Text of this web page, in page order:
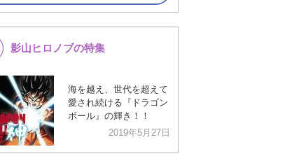
影山ヒロノブの特集
海を越え、世代を超えて
愛され続ける『ドラゴン
ボール』の輝き！！
2019年5月27日